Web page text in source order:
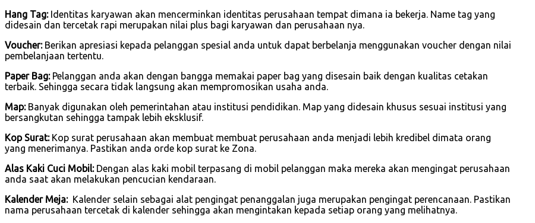
Hang Tag:Identitas karyawan akan mencerminkan identitas perusahaan tempat dimana ia bekerja. Name tag yang
didesain dan tercetak rapi merupakan nilai plus bagi karyawan dan perusahaan nya.
Voucher:Berikan apresiasi kepada pelanggan spesial anda untuk dapat berbelanja menggunakan voucher dengan nilai
pembelanjaan tertentu.
Paper Bag:Pelanggan anda akan dengan bangga memakai paper bag yang disesain baik dengan kualitas cetakan
terbaik. Sehingga secara tidak langsung akan mempromosikan usaha anda.
Map:Banyak digunakan oleh pemerintahan atau institusi pendidikan. Map yang didesain khusus sesuai institusi yang
bersangkutan sehingga tampak lebih eksklusif.
Kop Surat:Kop surat perusahaan akan membuat membuat perusahaan anda menjadi lebih kredibel dimata orang
yang menerimanya. Pastikan anda orde kop surat ke Zona.
Alas Kaki Cuci Mobil:Dengan alas kaki mobil terpasang di mobil pelanggan maka mereka akan mengingat perusahaan
anda saat akan melakukan pencucian kendaraan.
Kalender Meja:Kalender selain sebagai alat pengingat penanggalan juga merupakan pengingat perencanaan. Pastikan
nama perusahaan tercetak di kalender sehingga akan mengintakan kepada setiap orang yang melihatnya.